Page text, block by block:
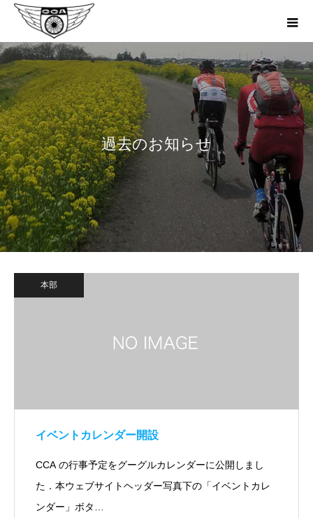
過去のお知らせ
本部
イベントカレンダー開設
CCA の行事予定をグーグルカレンダーに公開しまし
た．本ウェブサイトヘッダー写真下の「イベントカレ
ンダー」ボタ…